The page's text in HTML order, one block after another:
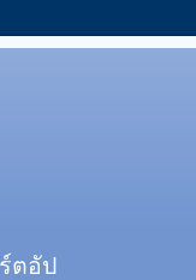
ตอัป